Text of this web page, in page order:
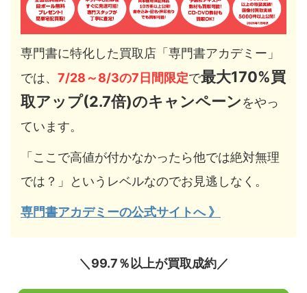
専門書に特化した買取店「専門書アカデミー」
では、 7/28～8/3の7日間限定で最大170%買
取アップ(2.7倍)のキャンペーンをやっ
ています。
「ここで高値が付かなかったら他では絶対無理
では？」というレベルなのでお見逃しなく。
専門書アカデミーの公式サイトへ 》
＼99.7％以上が買取成約／